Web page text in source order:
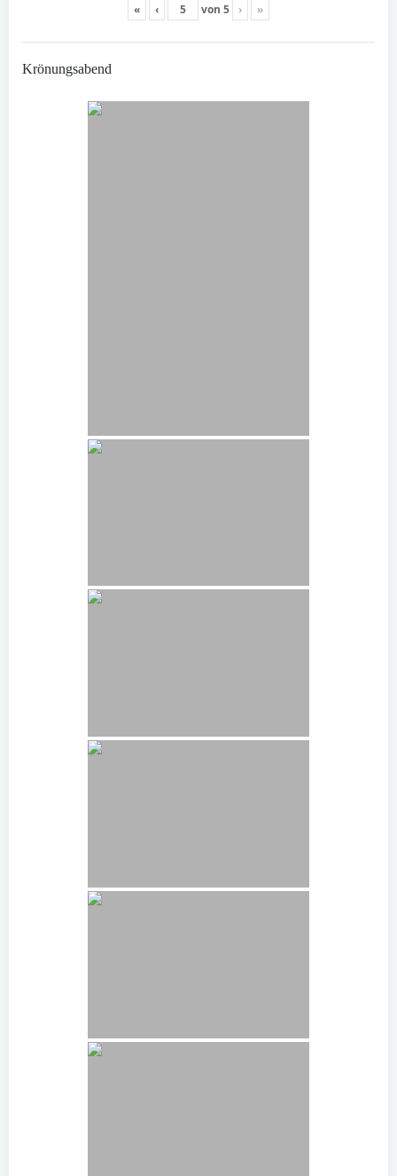
« ‹ von 5 › »
Krönungsabend